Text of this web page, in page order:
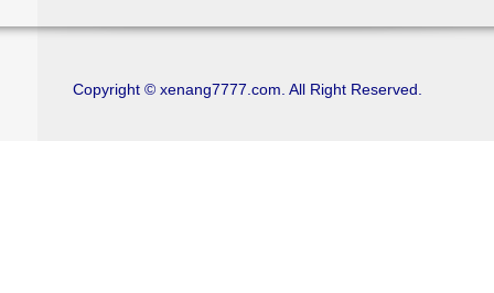
Copyright © xenang7777.com. All Right Reserved.